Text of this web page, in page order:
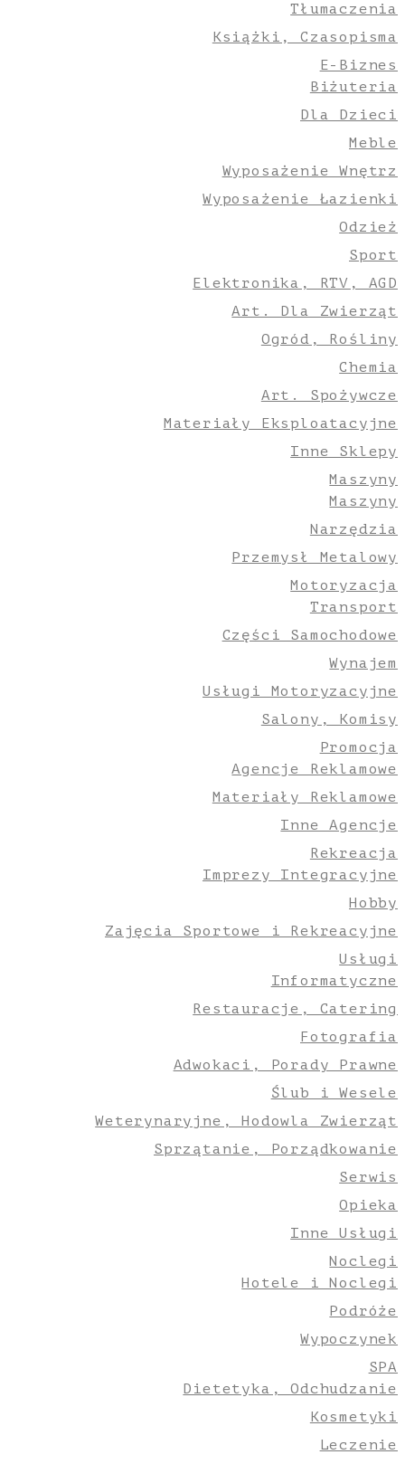
Tłumaczenia
Książki, Czasopisma
E-Biznes
Biżuteria
Dla Dzieci
Meble
Wyposażenie Wnętrz
Wyposażenie Łazienki
Odzież
Sport
Elektronika, RTV, AGD
Art. Dla Zwierząt
Ogród, Rośliny
Chemia
Art. Spożywcze
Materiały Eksploatacyjne
Inne Sklepy
Maszyny
Maszyny
Narzędzia
Przemysł Metalowy
Motoryzacja
Transport
Części Samochodowe
Wynajem
Usługi Motoryzacyjne
Salony, Komisy
Promocja
Agencje Reklamowe
Materiały Reklamowe
Inne Agencje
Rekreacja
Imprezy Integracyjne
Hobby
Zajęcia Sportowe i Rekreacyjne
Usługi
Informatyczne
Restauracje, Catering
Fotografia
Adwokaci, Porady Prawne
Ślub i Wesele
Weterynaryjne, Hodowla Zwierząt
Sprzątanie, Porządkowanie
Serwis
Opieka
Inne Usługi
Noclegi
Hotele i Noclegi
Podróże
Wypoczynek
SPA
Dietetyka, Odchudzanie
Kosmetyki
Leczenie